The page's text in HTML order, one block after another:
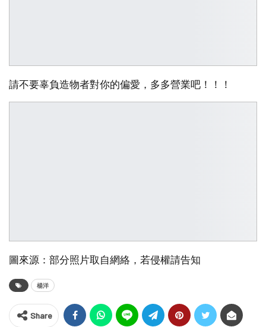
請不要辜負造物者對你的偏愛，多多營業吧！！！
圖來源：部分照片取自網絡，若侵權請告知
楊洋
Share